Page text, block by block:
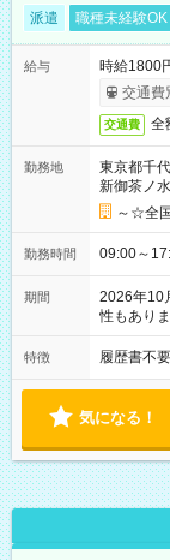
派遣 職種未経験OK
給与
時給1800
交通費
交通費 全
勤務地
東京都千
新御茶ノ
～☆全
勤務時間 09:00～
期間
2026年10
性もあり
特徴 履歴書不要
気になる！